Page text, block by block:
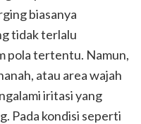
biasanya
tidak terlalu
pola tertentu. Namun,
atau area wajah
iritasi yang
Pada kondisi seperti